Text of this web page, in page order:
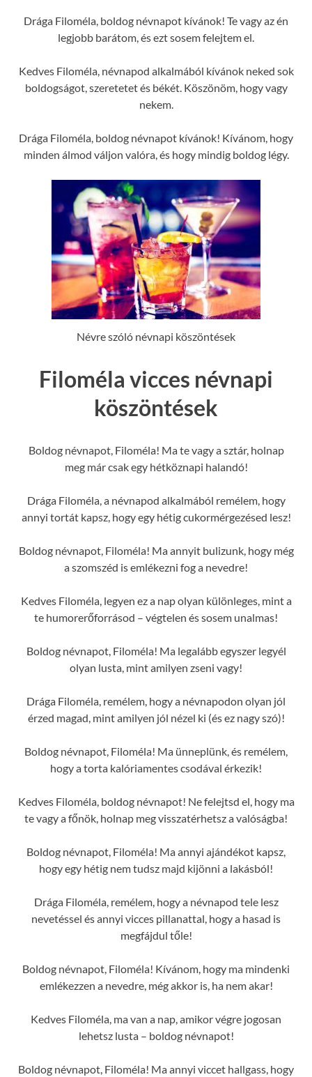
Drága Filoméla, boldog névnapot kívánok! Te vagy az én
legjobb barátom, és ezt sosem felejtem el.
Kedves Filoméla, névnapod alkalmából kívánok neked sok
boldogságot, szeretetet és békét. Köszönöm, hogy vagy
nekem.
Drága Filoméla, boldog névnapot kívánok! Kívánom, hogy
minden álmod váljon valóra, és hogy mindig boldog légy.
Névre szóló névnapi köszöntések
Filoméla vicces névnapi
köszöntések
Boldog névnapot, Filoméla! Ma te vagy a sztár, holnap
meg már csak egy hétköznapi halandó!
Drága Filoméla, a névnapod alkalmából remélem, hogy
annyi tortát kapsz, hogy egy hétig cukormérgezésed lesz!
Boldog névnapot, Filoméla! Ma annyit bulizunk, hogy még
a szomszéd is emlékezni fog a nevedre!
Kedves Filoméla, legyen ez a nap olyan különleges, mint a
te humorerőforrásod – végtelen és sosem unalmas!
Boldog névnapot, Filoméla! Ma legalább egyszer legyél
olyan lusta, mint amilyen zseni vagy!
Drága Filoméla, remélem, hogy a névnapodon olyan jól
érzed magad, mint amilyen jól nézel ki (és ez nagy szó)!
Boldog névnapot, Filoméla! Ma ünneplünk, és remélem,
hogy a torta kalóriamentes csodával érkezik!
Kedves Filoméla, boldog névnapot! Ne felejtsd el, hogy ma
te vagy a főnök, holnap meg visszatérhetsz a valóságba!
Boldog névnapot, Filoméla! Ma annyi ajándékot kapsz,
hogy egy hétig nem tudsz majd kijönni a lakásból!
Drága Filoméla, remélem, hogy a névnapod tele lesz
nevetéssel és annyi vicces pillanattal, hogy a hasad is
megfájdul tőle!
Boldog névnapot, Filoméla! Kívánom, hogy ma mindenki
emlékezzen a nevedre, még akkor is, ha nem akar!
Kedves Filoméla, ma van a nap, amikor végre jogosan
lehetsz lusta – boldog névnapot!
Boldog névnapot, Filoméla! Ma annyi viccet hallgass, hogy